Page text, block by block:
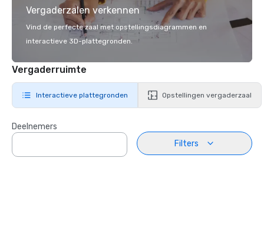
Vergaderzalen verkennen
Vind de perfecte zaal met opstellingsdiagrammen en
interactieve 3D-plattegronden.
Vergaderruimte
Interactieve plattegronden Opstellingen vergaderzaal
Deelnemers
Filters